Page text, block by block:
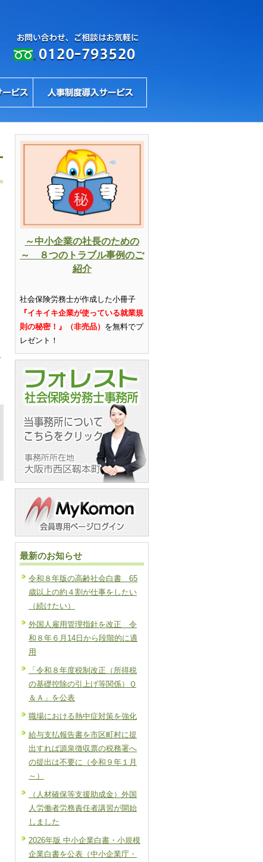
～中小企業の社長のための
～ ８つのトラブル事例のご
紹介
社会保険労務士が作成した小冊子
『イキイキ企業が使っている就業規
則の秘密！』（非売品） を無料でプ
レゼント ！
最新のお知らせ
令和８年版の高齢社会白書 65
歳以上の約４割が仕事をしたい
（続けたい）
外国人雇用管理指針を改正 令
和８年６月14日から段階的に適
用
「令和８年度税制改正（所得税
の基礎控除の引上げ等関係）Ｑ
＆Ａ」を公表
職場における熱中症対策を強化
給与支払報告書を市区町村に提
出すれば源泉徴収票の税務署へ
の提出は不要に（令和９年１月
～）
（人材確保等支援助成金）外国
人労働者労務責任者講習が開始
しました
2026年版 中小企業白書・小規模
企業白書を公表（中小企業庁・